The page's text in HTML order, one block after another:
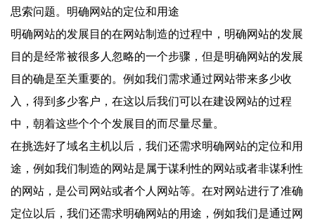
思索问题。明确网站的定位和用途
明确网站的发展目的在网站制造的过程中，明确网站的发展
目的是经常被很多人忽略的一个步骤，但是明确网站的发展
目的确是至关重要的。例如我们需求通过网站带来多少收
入，得到多少客户，在这以后我们可以在建设网站的过程
中，朝着这些个个个发展目的而尽量尽量。
在挑选好了域名主机以后，我们还需求明确网站的定位和用
途，例如我们制造的网站是属于谋利性的网站或者非谋利性
的网站，是公司网站或者个人网站等。在对网站进行了准确
定位以后，我们还需求明确网站的用途，例如我们是通过网